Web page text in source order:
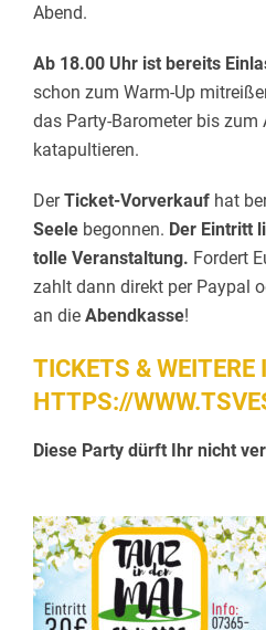
Abend.
Ab 18.00 Uhr ist bereits
schon zum Warm-Up
das Party-Barometer bis zum
katapultieren.
DerTicket-Vorverkauf hat
Seele begonnen. Der Eintritt
tolle Veranstaltung. Fordert
zahlt dann direkt per Paypal
an die Abendkasse!
TICKETS & WEITERE
HTTPS://
Diese Party dürft Ihr nicht